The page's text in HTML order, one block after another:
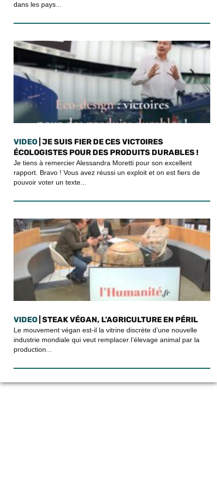
dans les pays...
VIDEO | JE SUIS FIER DE CES VICTOIRES
ÉCOLOGISTES POUR DES PRODUITS DURABLES !
Je tiens à remercier Alessandra Moretti pour son excellent
rapport. Bravo ! Vous avez réussi un exploit et on est fiers de
pouvoir voter un texte...
VIDEO | STEAK VÉGAN, L’AGRICULTURE EN PÉRIL
Le mouvement végan est-il la vitrine discrète d’une nouvelle
industrie mondiale qui veut remplacer l’élevage animal par la
production...